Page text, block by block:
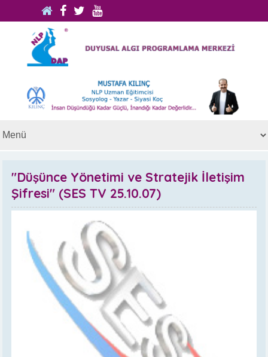
"Düşünce Yönetimi ve Stratejik İletişim
Şifresi" (SES TV 25.10.07)